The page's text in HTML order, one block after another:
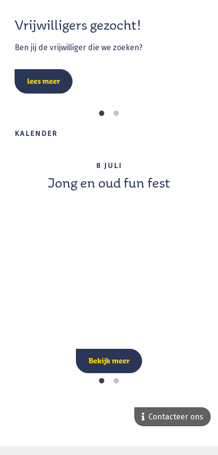
Vrijwilligers gezocht!
Ben jij de vrijwilliger die we zoeken?
lees meer
KALENDER
8 JULI
Jong en oud fun fest
Bekijk meer
Contacteer ons